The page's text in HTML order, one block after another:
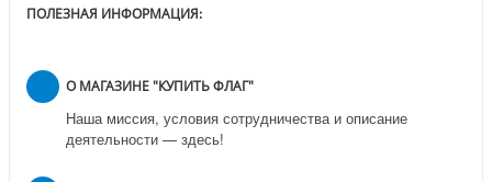
ПОЛЕЗНАЯ ИНФОРМАЦИЯ:
О МАГАЗИНЕ "КУПИТЬ ФЛАГ"
Наша миссия, условия сотрудничества и описание
деятельности — здесь!